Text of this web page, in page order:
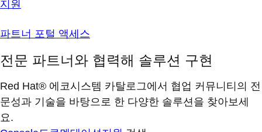
지원
파트너 포털 액세스
전문 파트너와 협력해 솔루션 구현
Red Hat® 에코시스템 카탈로그에서 협업 커뮤니티의 전
문성과 기술을 바탕으로 한 다양한 솔루션을 찾아보세
요.